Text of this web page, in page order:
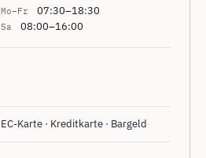
Mo–Fr 07:30–18:30
Sa 08:00–16:00
EC-Karte · Kreditkarte · Bargeld